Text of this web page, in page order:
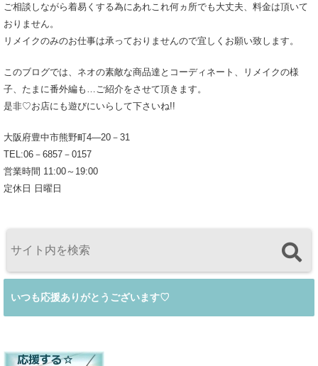
ご相談しながら着易くする為にあれこれ何ヵ所でも大丈夫、料金は頂いて
おりません。
リメイクのみのお仕事は承っておりませんので宜しくお願い致します。
このブログでは、ネオの素敵な商品達とコーディネート、リメイクの様
子、たまに番外編も…ご紹介をさせて頂きます。
是非♡お店にも遊びにいらして下さいね!!
大阪府豊中市熊野町4―20－31
TEL:06－6857－0157
営業時間 11:00～19:00
定休日 日曜日
いつも応援ありがとうございます♡